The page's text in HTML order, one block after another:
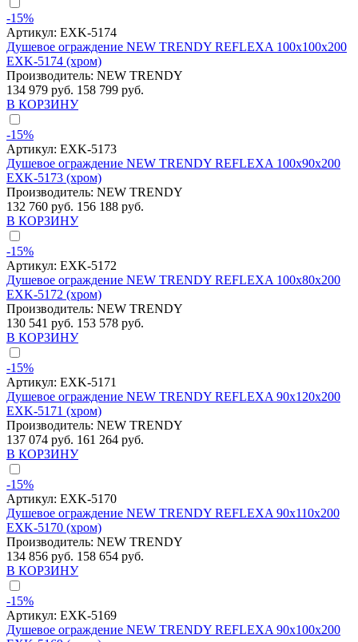
-15%
Артикул: EXK-5174
Душевое ограждение NEW TRENDY REFLEXA 100x100x200
EXK-5174 (хром)
Производитель: NEW TRENDY
134 979 руб. 158 799 руб.
В КОРЗИНУ
-15%
Артикул: EXK-5173
Душевое ограждение NEW TRENDY REFLEXA 100x90x200
EXK-5173 (хром)
Производитель: NEW TRENDY
132 760 руб. 156 188 руб.
В КОРЗИНУ
-15%
Артикул: EXK-5172
Душевое ограждение NEW TRENDY REFLEXA 100x80x200
EXK-5172 (хром)
Производитель: NEW TRENDY
130 541 руб. 153 578 руб.
В КОРЗИНУ
-15%
Артикул: EXK-5171
Душевое ограждение NEW TRENDY REFLEXA 90x120x200
EXK-5171 (хром)
Производитель: NEW TRENDY
137 074 руб. 161 264 руб.
В КОРЗИНУ
-15%
Артикул: EXK-5170
Душевое ограждение NEW TRENDY REFLEXA 90x110x200
EXK-5170 (хром)
Производитель: NEW TRENDY
134 856 руб. 158 654 руб.
В КОРЗИНУ
-15%
Артикул: EXK-5169
Душевое ограждение NEW TRENDY REFLEXA 90x100x200